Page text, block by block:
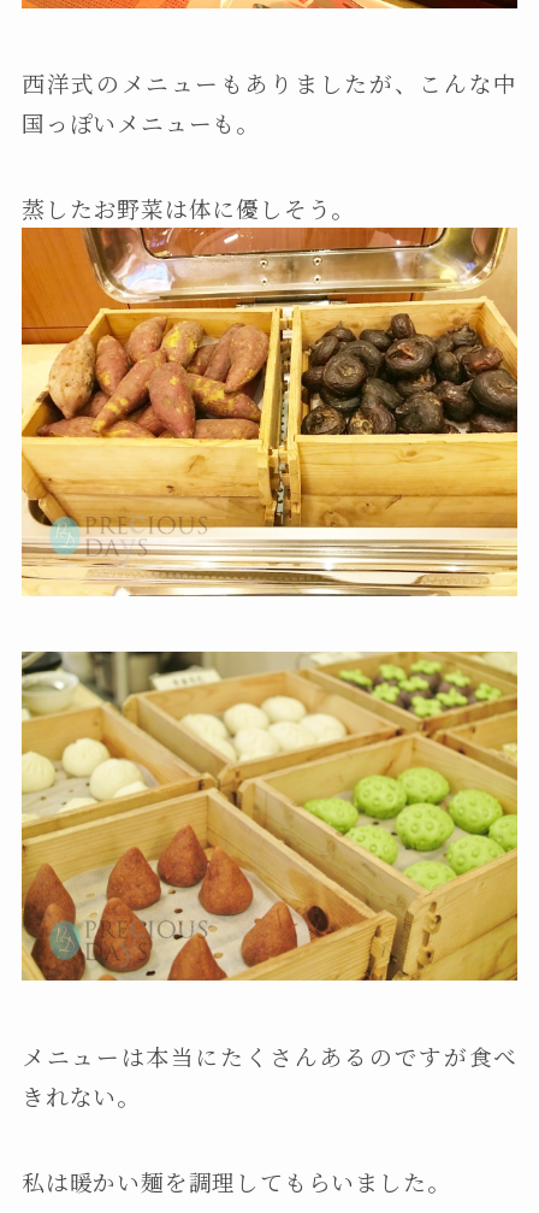
西洋式のメニューもありましたが、こんな中
国っぽいメニューも。
蒸したお野菜は体に優しそう。
メニューは本当にたくさんあるのですが食べ
きれない。
私は暖かい麺を調理してもらいました。